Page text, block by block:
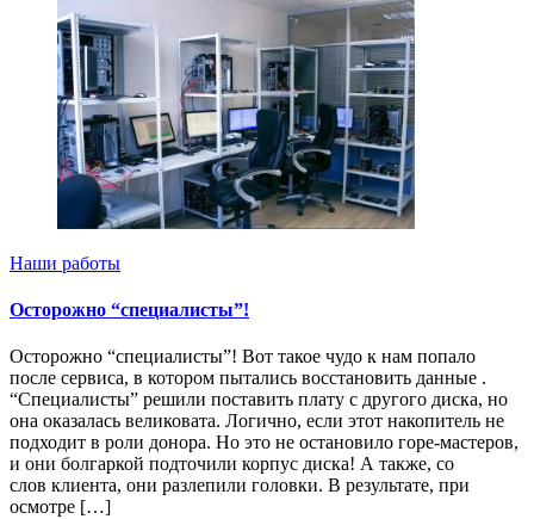
Наши работы
Осторожно “специалисты”!
Осторожно “специалисты”! Вот такое чудо к нам попало
после сервиса, в котором пытались восстановить данные .
“Специалисты” решили поставить плату с другого диска, но
она оказалась великовата. Логично, если этот накопитель не
подходит в роли донора. Но это не остановило горе-мастеров,
и они болгаркой подточили корпус диска! А также, со
слов клиента, они разлепили головки. В результате, при
осмотре […]